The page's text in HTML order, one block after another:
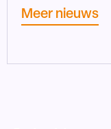
Meer nieuws